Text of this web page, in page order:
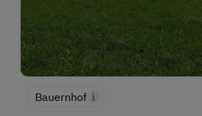
Bauernhof